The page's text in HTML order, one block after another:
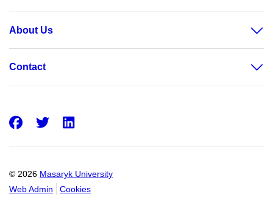
About Us
Contact
© 2026 Masaryk University
Web Admin
Cookies
Facebook
Twitter